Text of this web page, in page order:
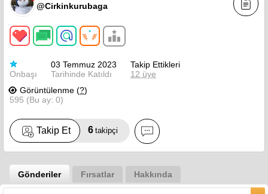
@Cirkinkurubaga
Onbaşı
03 Temmuz 2023
Tarihinde Katıldı
Takip Ettikleri
12 üye
Görüntülenme (?)
595 (Bu ay: 0)
Takip Et 6 takipçi
Gönderiler Fırsatlar Hakkında